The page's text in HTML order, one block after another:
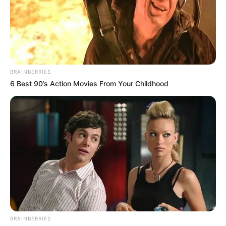
Dès lors, tous les paramètres semblent réunis.
Cependant, l’opposition reste sérieuse. Néanmoins, malgré
cela, tous les feux sont au vert. Ainsi, sauf incident, il
semble en mesure de réaliser la passe de trois. En
conclusion, il constitue un point d’appui majeur.
9 HAIDA SAUTONNE : un regain de forme à
confirmer
Notre coup de poker de ce Quinté du jour,9 HAIDA
qui revient progressivement à son meilleur
niveau. En effet, elle a récemment montré un net regain de
forme. De plus, elle vient d’améliorer son record personnel,
ce qui confirme ses progrès.
Ensuite, sa dernière sortie à Vincennes est encourageante.
En effet, elle aurait pu finir plus près avec un parcours plus
BRAINBERRIES
6 Best 90’s Action Movies From Your Childhood
BRAINBERRIES